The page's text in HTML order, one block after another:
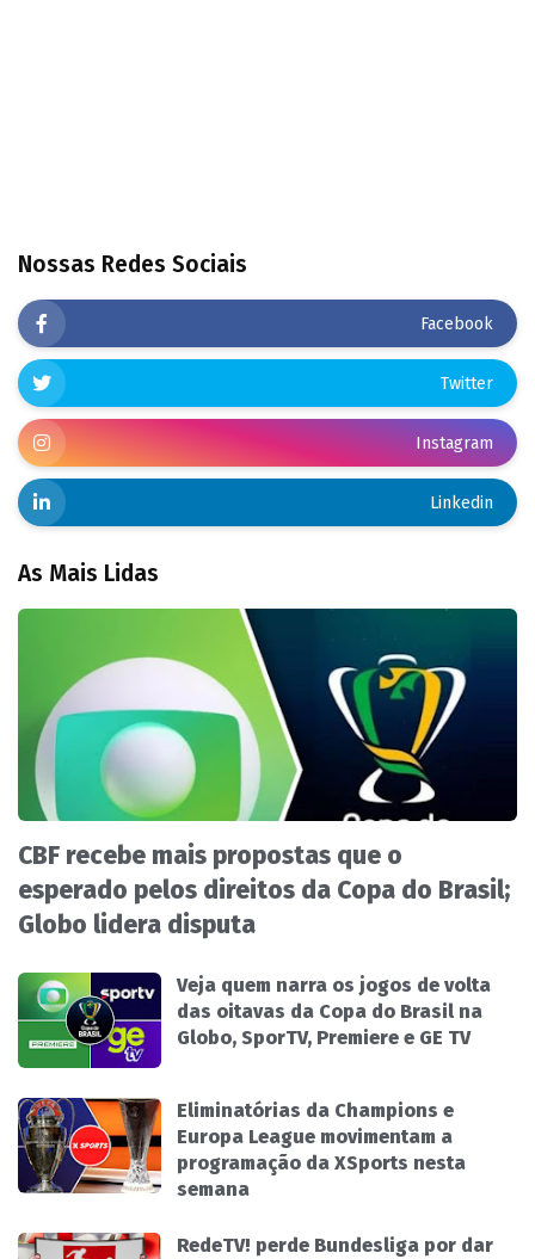
Nossas Redes Sociais
Facebook
Twitter
Instagram
Linkedin
As Mais Lidas
CBF recebe mais propostas que o
esperado pelos direitos da Copa do Brasil;
Globo lidera disputa
Veja quem narra os jogos de volta
das oitavas da Copa do Brasil na
Globo, SporTV, Premiere e GE TV
Eliminatórias da Champions e
Europa League movimentam a
programação da XSports nesta
semana
RedeTV! perde Bundesliga por dar